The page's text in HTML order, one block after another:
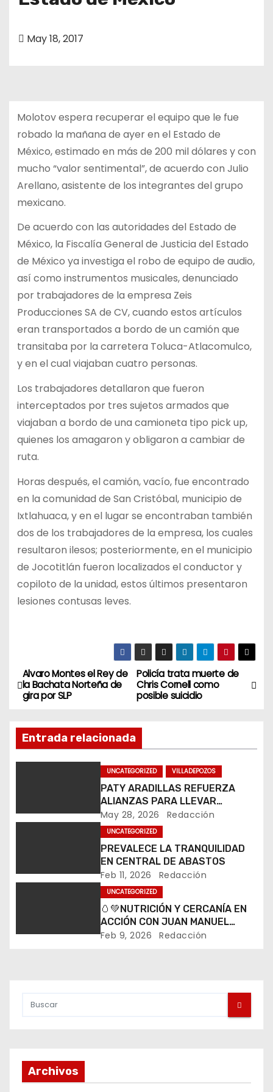
May 18, 2017
Molotov espera recuperar el equipo que le fue
robado la mañana de ayer en el Estado de
México, estimado en más de 200 mil dólares y con
mucho “valor sentimental”, de acuerdo con Julio
Arellano, asistente de los integrantes del grupo
mexicano.
De acuerdo con las autoridades del Estado de
México, la Fiscalía General de Justicia del Estado
de México ya investiga el robo de equipo de audio,
así como instrumentos musicales, denunciado
por trabajadores de la empresa Zeis
Producciones SA de CV, cuando estos artículos
eran transportados a bordo de un camión que
transitaba por la carretera Toluca-Atlacomulco,
y en el cual viajaban cuatro personas.
Los trabajadores detallaron que fueron
interceptados por tres sujetos armados que
viajaban a bordo de una camioneta tipo pick up,
quienes los amagaron y obligaron a cambiar de
ruta.
Horas después, el camión, vacío, fue encontrado
en la comunidad de San Cristóbal, municipio de
Ixtlahuaca, y en el lugar se encontraban también
dos de los trabajadores de la empresa, los cuales
resultaron ilesos; posteriormente, en el municipio
de Jocotitlán fueron localizados el conductor y
copiloto de la unidad, estos últimos presentaron
lesiones contusas leves.
N
a
v
e
a
ó
d
r
Policía trata muerte de
Chris Cornell como
posible suicidio
Alvaro Montes el Rey de
la Bachata Norteña de
gira por SLP
Entrada relacionada
UNCATEGORIZED VILLADEPOZOS
PATY ARADILLAS REFUERZA
ALIANZAS PARA LLEVAR
CULTURA A TODO VILLA DE
POZOS
May 28, 2026 Redacción
UNCATEGORIZED
PREVALECE LA TRANQUILIDAD
EN CENTRAL DE ABASTOS
Feb 11, 2026 Redacción
UNCATEGORIZED
🥚💚NUTRICIÓN Y CERCANÍA EN
ACCIÓN CON JUAN MANUEL
NAVARRO
Feb 9, 2026 Redacción
Archivos